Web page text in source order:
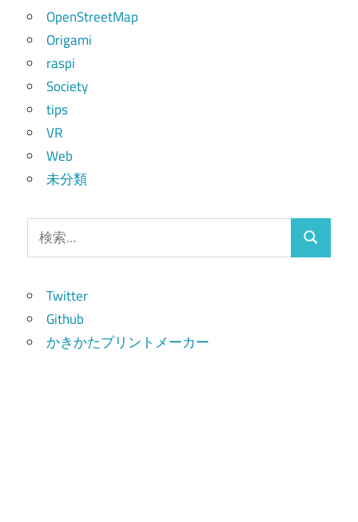
OpenStreetMap
Origami
raspi
Society
tips
VR
Web
未分類
索:
検
Twitter
Github
かきかたプリントメーカー